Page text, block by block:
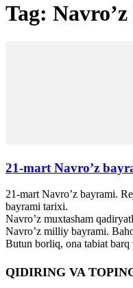
Tag:
21-mart Navro’z
21-mart Navro’z bayrami.
bayrami tarixi.
Navro’z muxtasham
Navro’z milliy bayrami.
Butun borliq, ona tabiat
QIDIRING VA